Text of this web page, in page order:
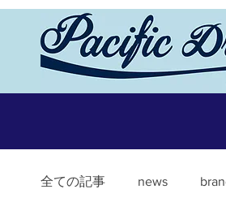
全ての記事 news